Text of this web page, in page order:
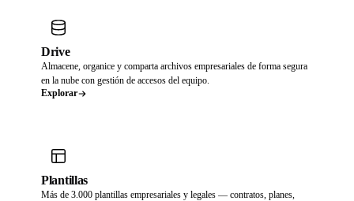
Drive
Almacene, organice y comparta archivos empresariales de forma segura
en la nube con gestión de accesos del equipo.
Explorar
Plantillas
Más de 3.000 plantillas empresariales y legales — contratos, planes,